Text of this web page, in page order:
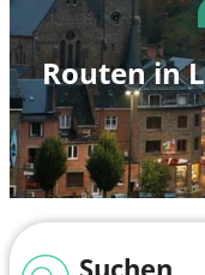
Routen in
Suchen